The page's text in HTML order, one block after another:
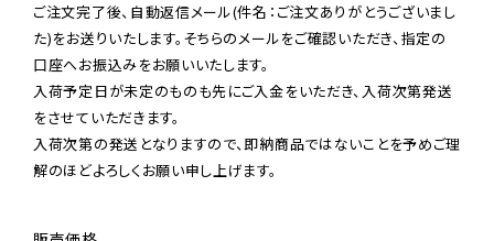
ご注文完了後、自動返信メール(件名：ご注文ありがとうございまし
た)をお送りいたします。そちらのメールをご確認いただき、指定の
口座へお振込みをお願いいたします。
入荷予定日が未定のものも先にご入金をいただき、入荷次第発送
をさせていただきます。
入荷次第の発送となりますので、即納商品ではないことを予めご理
解のほどよろしくお願い申し上げます。